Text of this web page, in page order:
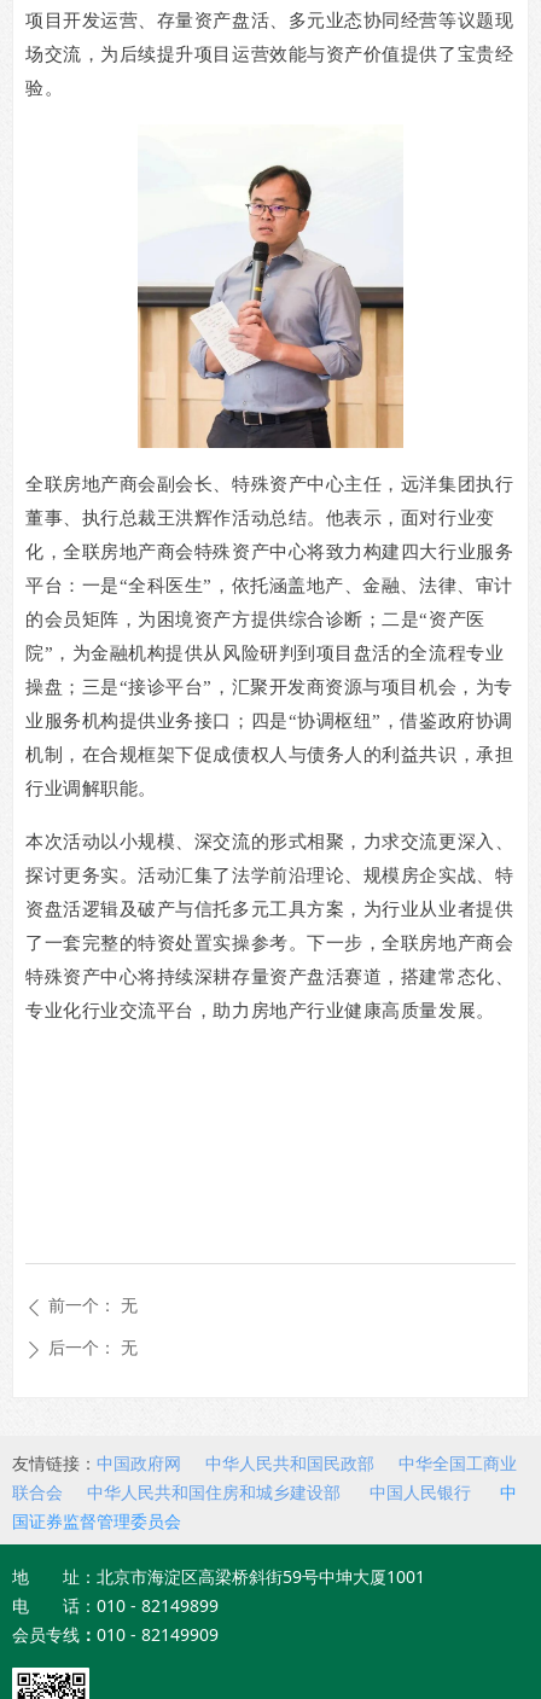
项目开发运营、存量资产盘活、多元业态协同经营等议题现
场交流，为后续提升项目运营效能与资产价值提供了宝贵经
验。
全联房地产商会副会长、特殊资产中心主任，远洋集团执行
董事、执行总裁王洪辉作活动总结。他表示，面对行业变
化，全联房地产商会特殊资产中心将致力构建四大行业服务
平台：一是“全科医生”，依托涵盖地产、金融、法律、审计
的会员矩阵，为困境资产方提供综合诊断；二是“资产医
院”，为金融机构提供从风险研判到项目盘活的全流程专业
操盘；三是“接诊平台”，汇聚开发商资源与项目机会，为专
业服务机构提供业务接口；四是“协调枢纽”，借鉴政府协调
机制，在合规框架下促成债权人与债务人的利益共识，承担
行业调解职能。
本次活动以小规模、深交流的形式相聚，力求交流更深入、
探讨更务实。活动汇集了法学前沿理论、规模房企实战、特
资盘活逻辑及破产与信托多元工具方案，为行业从业者提供
了一套完整的特资处置实操参考。下一步，全联房地产商会
特殊资产中心将持续深耕存量资产盘活赛道，搭建常态化、
专业化行业交流平台，助力房地产行业健康高质量发展。
ꄴ 前一个： 无
ꄲ 后一个： 无
友情链接： 中国政府网 中华人民共和国民政部
中华全国工商业
联合会
中华人民共和国住房和城乡建设部 中国人民银行
中
国证券监督管理委员会
地 址：北京市海淀区高梁桥斜街59号中坤大厦1001
电 话：010 - 82149899
会员专线 ： 010 - 82149909